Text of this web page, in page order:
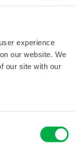
experience
our website. We
our site with our